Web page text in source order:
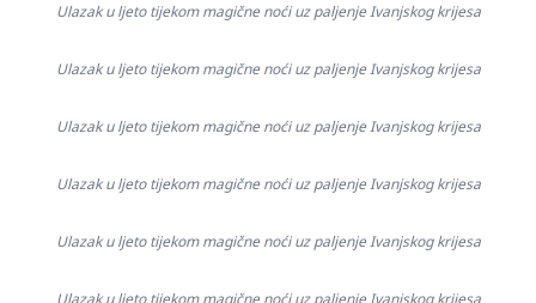
Ulazak u ljeto tijekom magične noći uz paljenje Ivanjskog krijesa
Ulazak u ljeto tijekom magične noći uz paljenje Ivanjskog krijesa
Ulazak u ljeto tijekom magične noći uz paljenje Ivanjskog krijesa
Ulazak u ljeto tijekom magične noći uz paljenje Ivanjskog krijesa
Ulazak u ljeto tijekom magične noći uz paljenje Ivanjskog krijesa
Ulazak u ljeto tijekom magične noći uz paljenje Ivanjskog krijesa